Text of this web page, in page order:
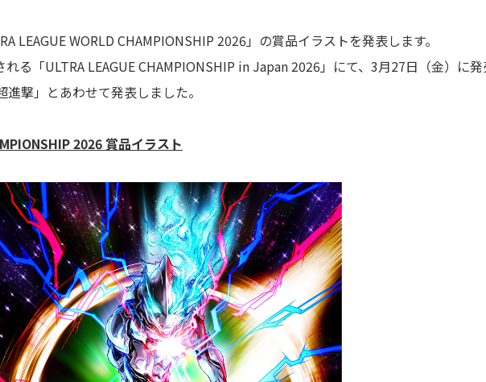
LEAGUE WORLD CHAMPIONSHIP 2026」の賞品イラストを発表します。
る「ULTRA LEAGUE CHAMPIONSHIP in Japan 2026」にて、3月27日（金）に
撃」とあわせて発表しました。
2026 賞品イラスト